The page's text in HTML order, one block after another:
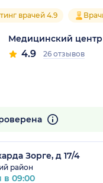
врачей 4.9
Медицинский центр
4.9 26 отзывов
Зорге, д 17/4
район
в 09:00